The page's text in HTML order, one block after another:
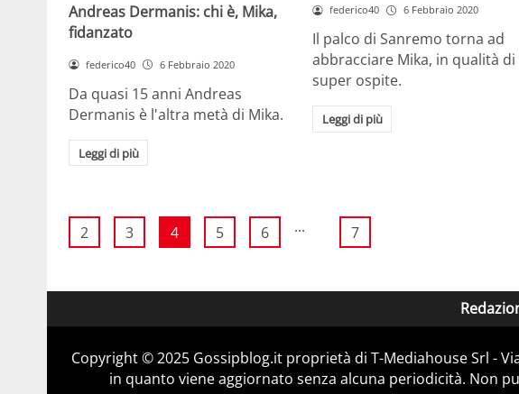
Andreas Dermanis: chi è, Mika,
fidanzato
federico40 6 Febbraio 2020
Da quasi 15 anni Andreas
Dermanis è l'altra metà di Mika.
Leggi di più
federico40 6 Febbraio 2020
Il palco di Sanremo torna ad
abbracciare Mika, in qualità di
super ospite.
Leggi di più
2 3 4 5 6 ... 7
Copyright © 2025 Gossipblog.it proprietà di T-Mediahouse Srl -
in quanto viene aggiornato senza alcuna periodicità. Non